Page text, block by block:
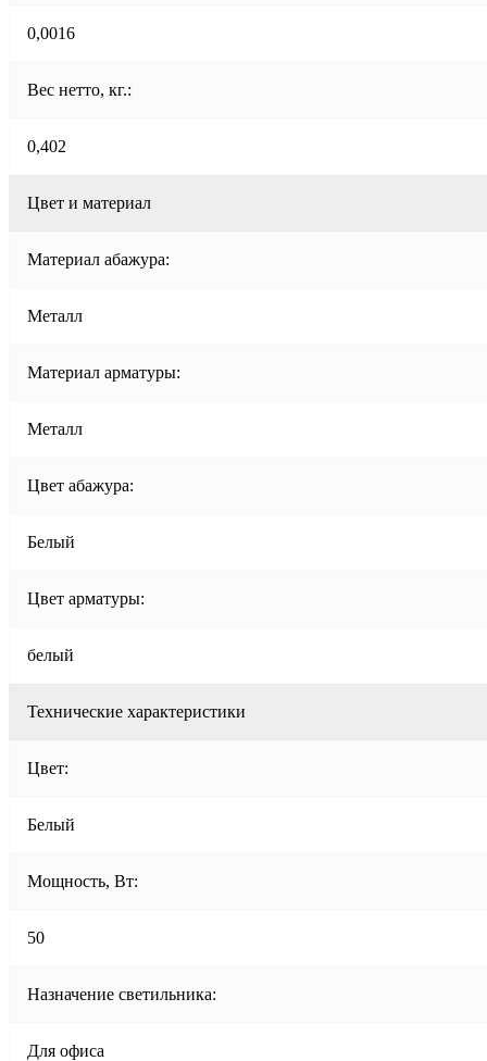
0,0016
Вес нетто, кг.:
0,402
Цвет и материал
Материал абажура:
Металл
Материал арматуры:
Металл
Цвет абажура:
Белый
Цвет арматуры:
белый
Технические характеристики
Цвет:
Белый
Мощность, Вт:
50
Назначение светильника:
Для офиса